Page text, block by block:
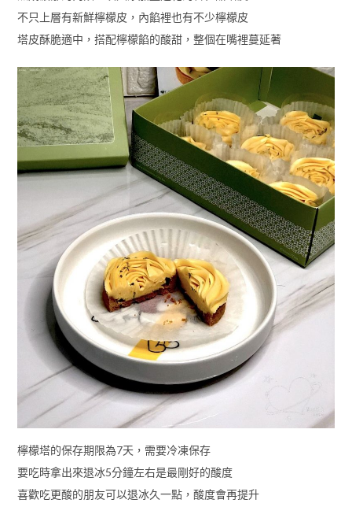
不只上層有新鮮檸檬皮，內餡裡也有不少檸檬皮
塔皮酥脆適中，搭配檸檬餡的酸甜，整個在嘴裡蔓延著
檸檬塔的保存期限為7天，需要冷凍保存
要吃時拿出來退冰5分鐘左右是最剛好的酸度
喜歡吃更酸的朋友可以退冰久一點，酸度會再提升